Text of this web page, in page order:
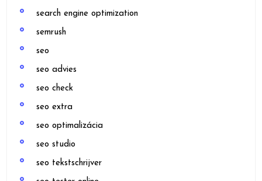
search engine optimization
semrush
seo
seo advies
seo check
seo extra
seo optimalizácia
seo studio
seo tekstschrijver